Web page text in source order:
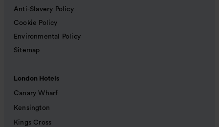
Anti-Slavery Policy
Cookie Policy
Environmental Policy
Sitemap
London Hotels
Canary Wharf
Kensington
Kings Cross